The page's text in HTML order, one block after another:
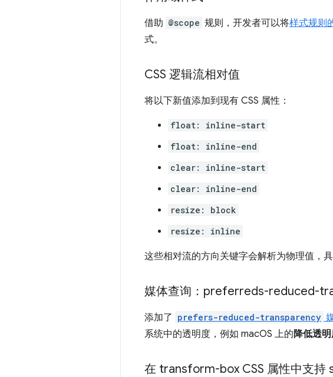
借助 @scope 规则，开发者可以将样式规则
式。
CSS 逻辑流相对值
将以下新值添加到现有 CSS 属性：
float: inline-start
float: inline-end
clear: inline-start
clear: inline-end
resize: block
resize: inline
这些相对流的方向关键字会解析为物理值，
媒体查询：preferreds-reduced-
添加了 prefers-reduced-transparency
系统中的透明度，例如 macOS 上的降低透
在 transform-box CSS 属性中支